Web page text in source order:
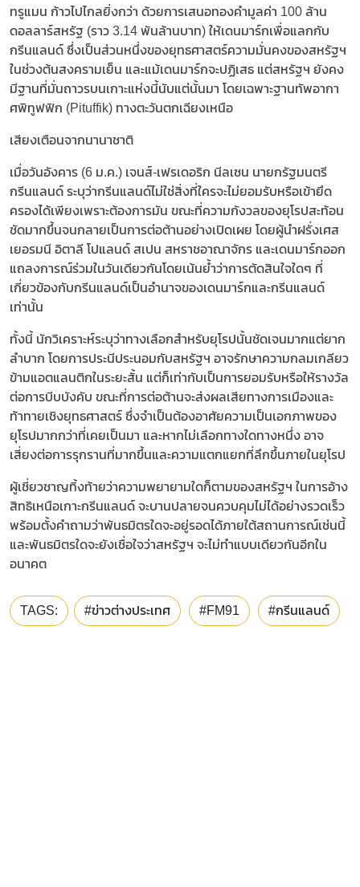
ทรูแมน ก้าวไปไกลยิ่งกว่า ด้วยการเสนอทองคำมูลค่า 100 ล้าน
ดอลลาร์สหรัฐ (ราว 3.14 พันล้านบาท) ให้เดนมาร์กเพื่อแลกกับ
กรีนแลนด์ ซึ่งเป็นส่วนหนึ่งของยุทธศาสตร์ความมั่นคงของสหรัฐฯ
ในช่วงต้นสงครามเย็น และแม้เดนมาร์กจะปฏิเสธ แต่สหรัฐฯ ยังคง
มีฐานที่มั่นถาวรบนเกาะแห่งนี้นับแต่นั้นมา โดยเฉพาะฐานทัพอากา
ศพิทูฟฟิก (Pituffik) ทางตะวันตกเฉียงเหนือ
เสียงเตือนจากนานาชาติ
เมื่อวันอังคาร (6 ม.ค.) เจนส์-เฟรเดอริก นีลเซน นายกรัฐมนตรี
กรีนแลนด์ ระบุว่ากรีนแลนด์ไม่ใช่สิ่งที่ใครจะไม่ยอมรับหรือเข้ายึด
ครองได้เพียงเพราะต้องการมัน ขณะที่ความกังวลของยุโรปสะท้อน
ชัดมากขึ้นจนกลายเป็นการต่อต้านอย่างเปิดเผย โดยผู้นำฝรั่งเศส
เยอรมนี อิตาลี โปแลนด์ สเปน สหราชอาณาจักร และเดนมาร์กออก
แถลงการณ์ร่วมในวันเดียวกันโดยเน้นย้ำว่าการตัดสินใจใดๆ ที่
เกี่ยวข้องกับกรีนแลนด์เป็นอำนาจของเดนมาร์กและกรีนแลนด์
เท่านั้น
ทั้งนี้ นักวิเคราะห์ระบุว่าทางเลือกสำหรับยุโรปนั้นชัดเจนมากแต่ยาก
ลำบาก โดยการประนีประนอมกับสหรัฐฯ อาจรักษาความกลมเกลียว
ข้ามแอตแลนติกในระยะสั้น แต่ก็เท่ากับเป็นการยอมรับหรือให้รางวัล
ต่อการบีบบังคับ ขณะที่การต่อต้านจะส่งผลเสียทางการเมืองและ
ท้าทายเชิงยุทธศาสตร์ ซึ่งจำเป็นต้องอาศัยความเป็นเอกภาพของ
ยุโรปมากกว่าที่เคยเป็นมา และหากไม่เลือกทางใดทางหนึ่ง อาจ
เสี่ยงต่อการรุกรานที่มากขึ้นและความแตกแยกที่ลึกขึ้นภายในยุโรป
ผู้เชี่ยวชาญทิ้งท้ายว่าความพยายามใดก็ตามของสหรัฐฯ ในการอ้าง
สิทธิเหนือเกาะกรีนแลนด์ จะบานปลายจนควบคุมไม่ได้อย่างรวดเร็ว
พร้อมตั้งคำถามว่าพันธมิตรใดจะอยู่รอดได้ภายใต้สถานการณ์เช่นนี้
และพันธมิตรใดจะยังเชื่อใจว่าสหรัฐฯ จะไม่ทำแบบเดียวกันอีกใน
อนาคต
TAGS: #ข่าวต่างประเทศ #FM91 #กรีนแลนด์